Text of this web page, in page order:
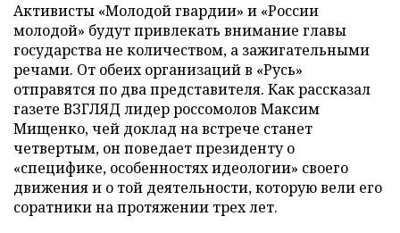
Активисты «Молодой гвардии» и «России
молодой» будут привлекать внимание главы
государства не количеством, а зажигательными
речами. От обеих организаций в «Русь»
отправятся по два представителя. Как рассказал
газете ВЗГЛЯД лидер россомолов Максим
Мищенко, чей доклад на встрече станет
четвертым, он поведает президенту о
«специфике, особенностях идеологии» своего
движения и о той деятельности, которую вели его
соратники на протяжении трех лет.